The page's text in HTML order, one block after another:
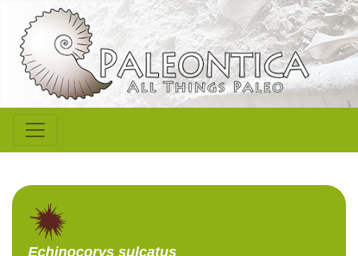
Echinocorys sulcatus